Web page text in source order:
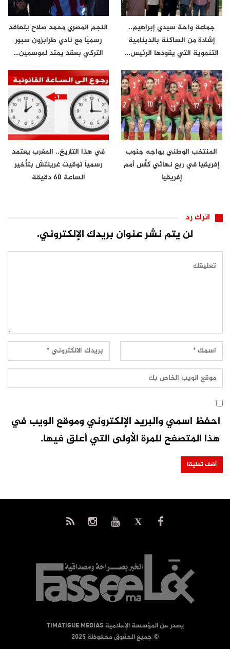
جماعة واحة سيدي إبراهيم..
إشادة من الساكنة بالدينامية
التنموية التي يقودها الرئيس…
النجم المصري محمد صلاح يتعاقد
رسميًا مع نادي طرابزون سبور
التركي بعقد يمتد لموسمين…
المنتخب الوطني يواجه جنوب
إفريقيا في ربع نهائي كأس أمم
إفريقيا
في هذا التاريخ.. المغرب يعتمد
رسمياً توقيت غرينتش بتأخير
الساعة 60 دقيقة
اترك رد
لن يتم نشر عنوان بريدك الإلكتروني.
احفظ اسمي والبريد الإلكتروني وموقع الويب في
هذا المتصفح للمرة الأولى التي أعلق فيها.
يصدر عن المؤسسة الإعلامية TIMATIGUE MEDIAS
© جميع الحقوق محفوظة 2025